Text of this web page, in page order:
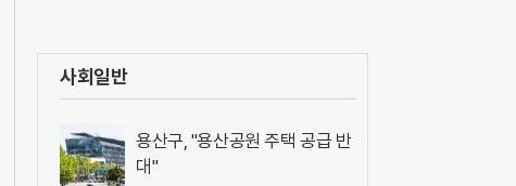
사회일반
용산구, "용산공원 주택 공급 반
대"